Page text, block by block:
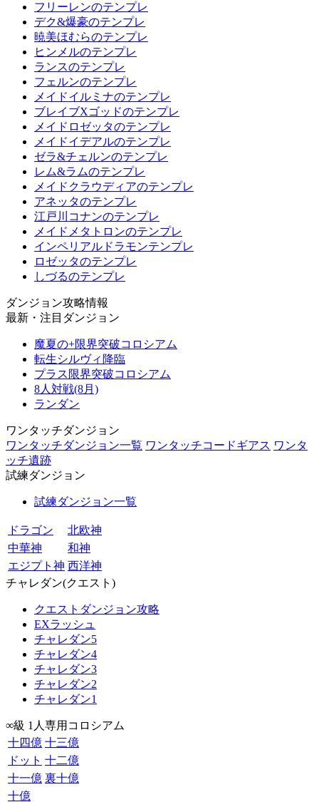
フリーレンのテンプレ
デク&爆豪のテンプレ
暁美ほむらのテンプレ
ヒンメルのテンプレ
ランスのテンプレ
フェルンのテンプレ
メイドイルミナのテンプレ
ブレイブXゴッドのテンプレ
メイドロゼッタのテンプレ
メイドイデアルのテンプレ
ゼラ&チェルンのテンプレ
レム&ラムのテンプレ
メイドクラウディアのテンプレ
アネッタのテンプレ
江戸川コナンのテンプレ
メイドメタトロンのテンプレ
インペリアルドラモンテンプレ
ロゼッタのテンプレ
しづるのテンプレ
ダンジョン攻略情報
最新・注目ダンジョン
魔夏の+限界突破コロシアム
転生シルヴィ降臨
プラス限界突破コロシアム
8人対戦(8月)
ランダン
ワンタッチダンジョン
ワンタッチダンジョン一覧 ワンタッチコードギアス ワンタ
ッチ遺跡
試練ダンジョン
試練ダンジョン一覧
ドラゴン
北欧神
中華神
和神
エジプト神 西洋神
チャレダン(クエスト)
クエストダンジョン攻略
EXラッシュ
チャレダン5
チャレダン4
チャレダン3
チャレダン2
チャレダン1
∞級 1人専用コロシアム
十四億 十三億
ドット 十二億
十一億 裏十億
十億